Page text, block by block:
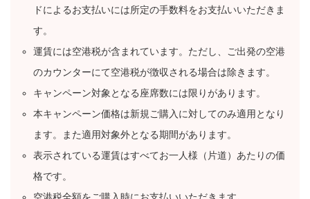
ドによるお支払いには所定の手数料をお支払いいただきま
す。
運賃には空港税が含まれています。ただし、ご出発の空港
のカウンターにて空港税が徴収される場合は除きます。
キャンペーン対象となる座席数には限りがあります。
本キャンペーン価格は新規ご購入に対してのみ適用となり
ます。また適用対象外となる期間があります。
表示されている運賃はすべてお一人様（片道）あたりの価
格です。
空港税全額をご購入時にお支払いいただきます。